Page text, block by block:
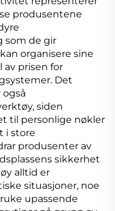
produsentene
som de gir
organisere sine
prisen for
Det
siden
til personlige nøkler
i store
produsenter av
sikkerhet
alltid er
situasjoner, noe
upassende